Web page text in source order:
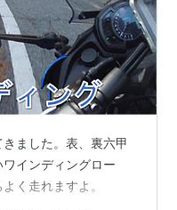
ました。表、裏六甲
インディングロー
く走れますよ。